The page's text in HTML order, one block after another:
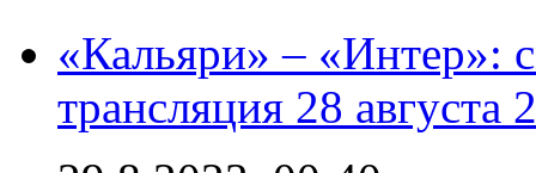
«Кальяри» – «Интер»:
трансляция 28 августа